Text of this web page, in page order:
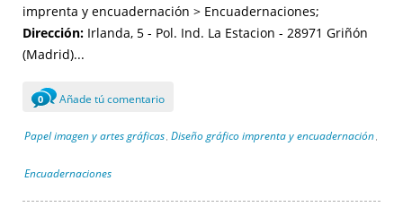
imprenta y encuadernación > Encuadernaciones;
Dirección: Irlanda, 5 - Pol. Ind. La Estacion - 28971 Griñón
(Madrid)...
0 Añade tú comentario
Papel imagen y artes gráficas Diseño gráfico imprenta y encuadernación
Encuadernaciones